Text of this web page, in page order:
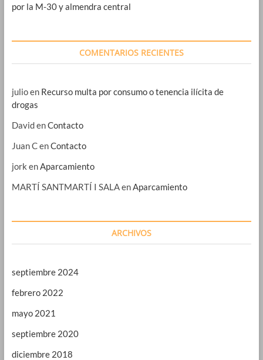
por la M-30 y almendra central
COMENTARIOS RECIENTES
julioen Recurso multa por consumo o tenencia ilícita de
drogas
DavidenContacto
Juan CenContacto
jork en Aparcamiento
MARTÍ SANTMARTÍ I SALAen Aparcamiento
ARCHIVOS
septiembre 2024
febrero 2022
mayo 2021
septiembre 2020
diciembre 2018